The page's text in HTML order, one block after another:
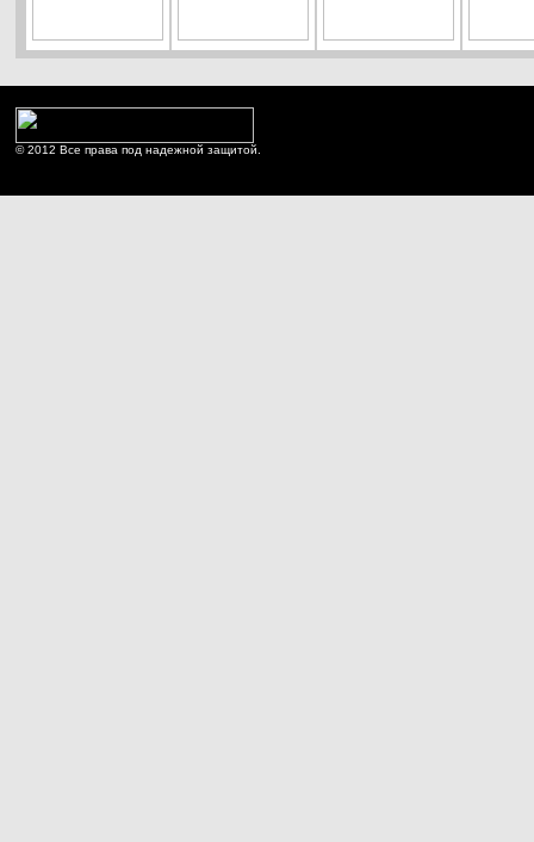
© 2012 Все права под надежной защитой.